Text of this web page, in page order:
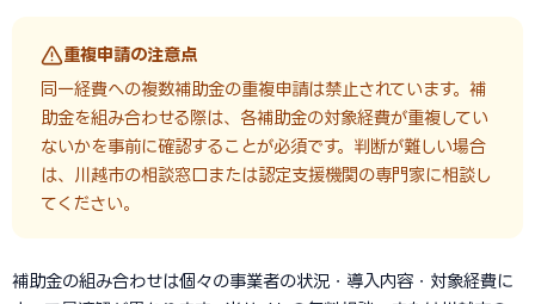
重複申請の注意点
同一経費への複数補助金の重複申請は禁止されています。補
助金を組み合わせる際は、各補助金の対象経費が重複してい
ないかを事前に確認することが必須です。判断が難しい場合
は、川越市の相談窓口または認定支援機関の専門家に相談し
てください。
補助金の組み合わせは個々の事業者の状況・導入内容・対象経費に